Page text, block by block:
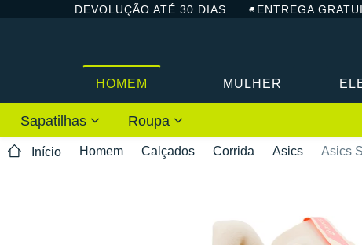
DEVOLUÇÃO ATÉ 30 DIAS ENTREGA
HOMEM MULHER
Sapatilhas Roupa
Início Homem Calçados Corrida Asics Asics